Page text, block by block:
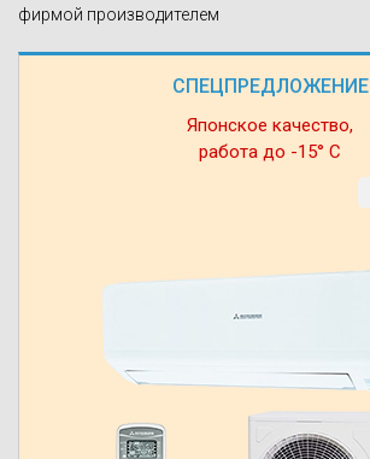
СПЕЦПРЕДЛОЖЕНИЕ
Японское качество,
работа до -15° С
фирмой производителем